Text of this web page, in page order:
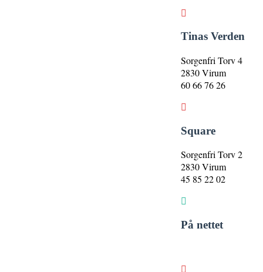
Tinas Verden
Sorgenfri Torv 4
2830 Virum
60 66 76 26
Square
Sorgenfri Torv 2
2830 Virum
45 85 22 02
På nettet